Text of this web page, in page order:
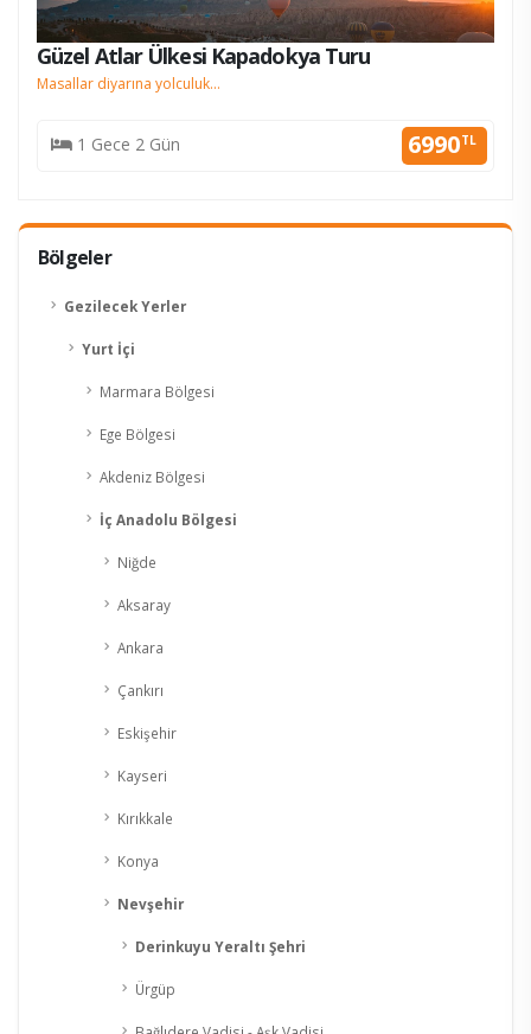
Bölgeler
Gezilecek Yerler
Yurt İçi
Marmara Bölgesi
Ege Bölgesi
Akdeniz Bölgesi
İç Anadolu Bölgesi
Niğde
Aksaray
Ankara
Çankırı
Eskişehir
Kayseri
Kırıkkale
Konya
Nevşehir
Derinkuyu Yeraltı Şehri
Ürgüp
Güzel Atlar Ülkesi Kapadokya Turu
Masallar diyarına yolculuk...
1 Gece 2 Gün 6990TL